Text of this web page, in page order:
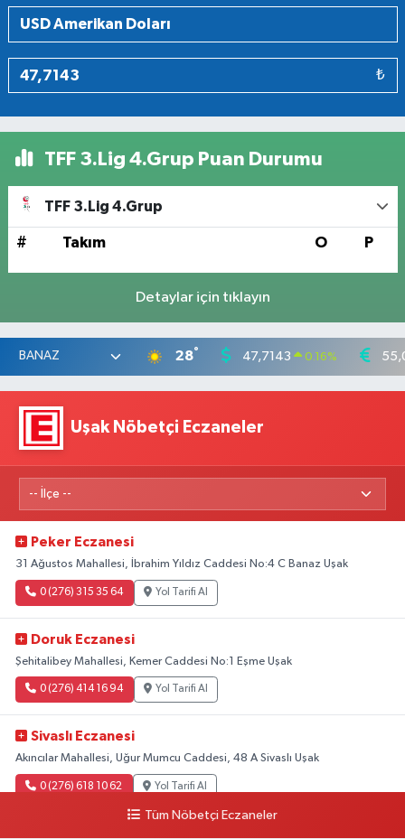
₺
TFF 3.Lig 4.Grup Puan Durumu
TFF 3.Lig 4.Grup
# Takım O P
Detaylar için tıklayın
28° 47,7143 0.16%
Uşak Nöbetçi Eczaneler
Peker Eczanesi
31 Ağustos Mahallesi, İbrahim Yıldız Caddesi No:4 C Banaz Uşak
0 (276) 315 35 64 Yol Tarifi Al
Doruk Eczanesi
Şehitalibey Mahallesi, Kemer Caddesi No:1 Eşme Uşak
0 (276) 414 16 94 Yol Tarifi Al
Sivaslı Eczanesi
Akıncılar Mahallesi, Uğur Mumcu Caddesi, 48 A Sivaslı Uşak
0 (276) 618 10 62 Yol Tarifi Al
Tüm Nöbetçi Eczaneler